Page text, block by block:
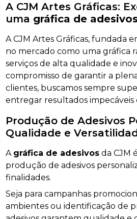
A CJM Artes Gráficas:
uma gráfica de adesivos
A CJM Artes Gráficas, fundada
no mercado como uma gráfica
serviços de alta qualidade e
compromisso de garantir a
clientes, buscamos sempre
entregar resultados impecáveis
Produção de Adesivos
Qualidade e
A gráfica de adesivos da CJM
produção de adesivos
finalidades.
Seja para campanhas
ambientes ou identificação de